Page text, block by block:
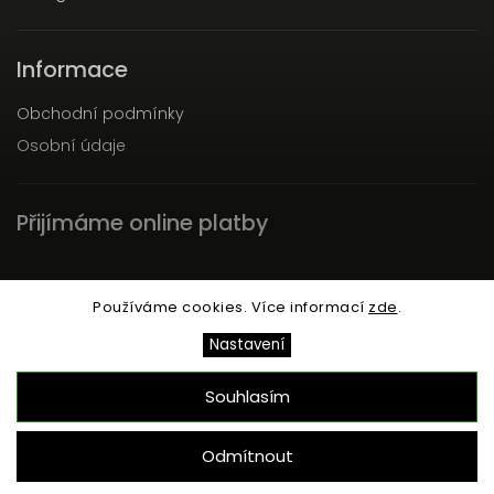
Používáme cookies. Více informací zde.
Nastavení
Odmítnout
Souhlasím
Informace
Obchodní podmínky
Osobní údaje
Přijímáme online platby
SACRA. Všechna práva vyhrazena.
Upravit nastavení cookies